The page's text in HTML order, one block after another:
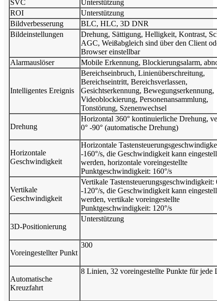
SVC
Unterstützung
ROI
Unterstützung
Bildverbesserung
BLC, HLC, 3D DNR
Bildeinstellungen
Drehung, Sättigung, Helligkeit, Kontrast,
AGC, Weißabgleich sind über den Client
Browser einstellbar
Alarmauslöser
Mobile Erkennung, Blockierungsalarm,
Intelligentes Ereignis
Bereichseinbruch, Linienüberschreitung,
Bereichseintritt, Bereichsverlassen,
Gesichtserkennung, Bewegungserkennung,
Videoblockierung, Personenansammlung,
Tonstörung, Szenenwechsel
Drehung
Horizontal 360° kontinuierliche Drehung,
0° -90° (automatische Drehung)
Horizontale
Geschwindigkeit
Horizontale
-160°/s, die Geschwindigkeit kann
werden, horizontale voreingestellte
Punktgeschwindigkeit: 160°/s
Vertikale
Geschwindigkeit
Vertikale Tastensteuerungsgeschwindigkeit:
-120°/s, die Geschwindigkeit kann
werden, vertikale voreingestellte
Punktgeschwindigkeit: 120°/s
3D-Positionierung
Unterstützung
Voreingestellter Punkt
300
Automatische
Kreuzfahrt
8 Linien, 32 voreingestellte Punkte für jede